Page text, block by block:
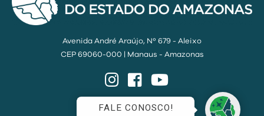
Avenida André Araújo, Nº 679 - Aleixo
CEP 69060-000 | Manaus - Amazonas
InstagramFacebook
FALE CONOSCO!